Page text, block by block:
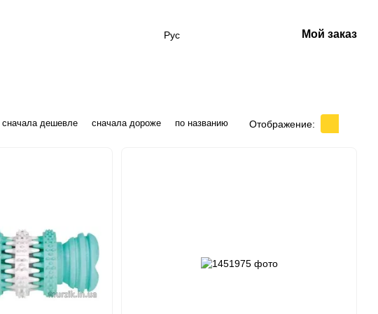
Рус Мой заказ
сначала дешевле сначала дороже по названию Отображение: